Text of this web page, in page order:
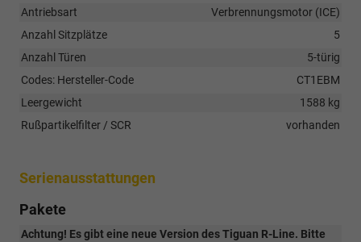
Antriebsart
Verbrennungsmotor (ICE)
Anzahl Sitzplätze
5
Anzahl Türen
5-türig
Codes: Hersteller-Code
CT1EBM
Leergewicht
1588 kg
Rußpartikelfilter / SCR
vorhanden
Serienausstattungen
Pakete
Achtung! Es gibt eine neue Version des Tiguan R-Line. Bitte